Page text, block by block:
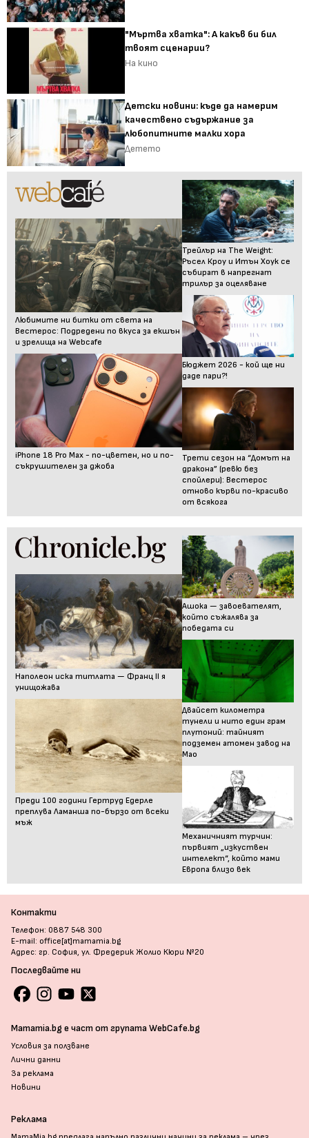
"Мъртва хватка": А какъв би бил
твоят сценарии?
На кино
Детски новини: къде да намерим
качествено съдържание за
любопитните малки хора
Детето
Любимите ни битки от света на
Вестерос: Подредени по вкуса за екшън
и зрелища на Webcafe
iPhone 18 Pro Max - по-цветен, но и по-
съкрушителен за джоба
Трейлър на The Weight:
Ръсел Кроу и Итън Хоук се
събират в напрегнат
трилър за оцеляване
Бюджет 2026 - кой ще ни
даде пари?!
Трети сезон на “Домът на
дракона” (ревю без
спойлери): Вестерос
отново кърви по-красиво
от всякога
Наполеон иска титлата — Франц II я
унищожава
Преди 100 години Гертруд Едерле
преплува Ламанша по-бързо от всеки
мъж
Ашока — завоевателят,
който съжалява за
победата си
Двайсет километра
тунели и нито един грам
плутоний: тайният
подземен атомен завод на
Мао
Механичният турчин:
първият „изкуствен
интелект“, който мами
Европа близо век
Контакти
Телефон: 0887 548 300
E-mail: office[at]mamamia.bg
Адрес: гр. София, ул. Фредерик Жолио Кюри №20
Последвайте ни
Mamamia.bg е част от групата WebCafe.bg
Условия за ползване
Лични данни
За реклама
Новини
Реклама